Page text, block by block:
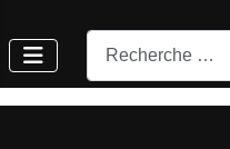
Rechercher